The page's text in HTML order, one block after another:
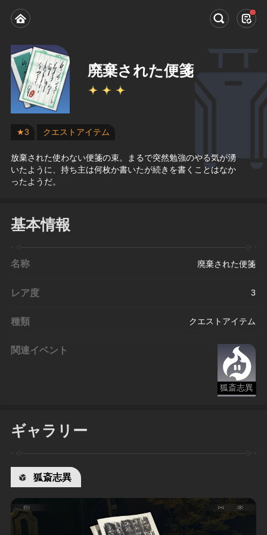
廃棄された便箋
★3 クエストアイテム
放棄された使わない便箋の束。まるで突然勉強のやる気が湧
いたように、持ち主は何枚か書いたが続きを書くことはなか
ったようだ。
基本情報
名称 廃棄された便箋
レア度 3
種類 クエストアイテム
関連イベント
狐斎志異
ギャラリー
狐斎志異